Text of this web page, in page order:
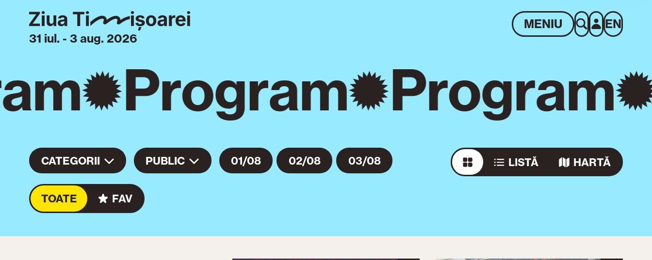
31 iul. - 3 aug. 2026
MENIU EN
Program Program
CATEGORII PUBLIC 01/08 02/08 03/08 LISTĂ HARTĂ
TOATE FAV